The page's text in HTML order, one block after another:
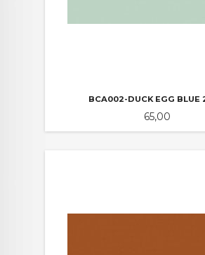
BCA002-DUCK EGG BLUE
Pris
65,00